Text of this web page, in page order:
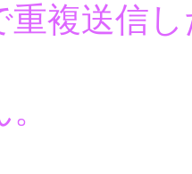
重複送信